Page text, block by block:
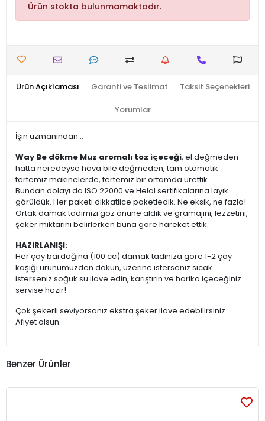
Ürün stokta bulunmamaktadır.
Ürün Açıklaması Garanti ve Teslimat Taksit Seçenekleri
Yorumlar
İşin uzmanından...
Way Be dökme Muz aromalı toz içeceği, el değmeden
hatta neredeyse hava bile değmeden, tam otomatik
tertemiz makinelerde, tertemiz bir ortamda ürettik.
Bundan dolayı da ISO 22000 ve Helal sertifikalarına layık
görüldük. Her paketi dikkatlice paketledik. Ne eksik, ne fazla!
Ortak damak tadımızı göz önüne aldık ve gramajını, lezzetini,
şeker miktarını belirlerken buna göre hareket ettik.
HAZIRLANIŞI:
Her çay bardağına (100 cc) damak tadınıza göre 1-2 çay
kaşığı ürünümüzden dökün, üzerine isterseniz sıcak
isterseniz soğuk su ilave edin, karıştırın ve harika içeceğiniz
servise hazır!
Çok şekerli seviyorsanız ekstra şeker ilave edebilirsiniz.
Afiyet olsun.
Benzer Ürünler